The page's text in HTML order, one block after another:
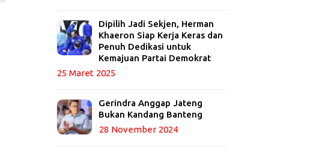
Dipilih Jadi Sekjen, Herman
Khaeron Siap Kerja Keras dan
Penuh Dedikasi untuk
Kemajuan Partai Demokrat
25 Maret 2025
Gerindra Anggap Jateng
Bukan Kandang Banteng
28 November 2024